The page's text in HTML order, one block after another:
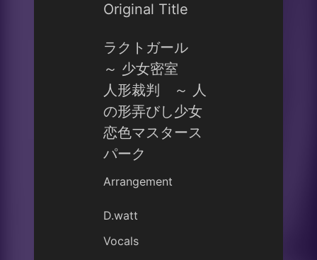
Original Title
ラクトガール
～ 少女密室
人形裁判 ～ 人
の形弄びし少女
恋色マスタース
パーク
Arrangement
D.watt
Vocals